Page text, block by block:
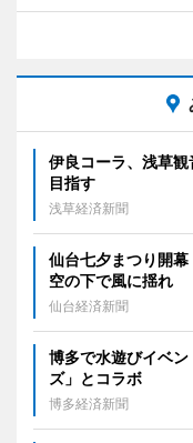
伊良コーラ、浅草
目指す
浅草経済新聞
仙台七夕まつり開
空の下で風に揺れ
仙台経済新聞
博多で水遊びイベ
ズ」とコラボ
博多経済新聞